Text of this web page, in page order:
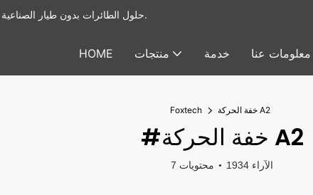
يوفر Foxtech حلول الطائرات بدون طيار الصناعية & أنظمة الحمولة النافعة للطائرات بدون طيار.
HOME منتجات خدمة معلومات عنا
Foxtech خفة الحركة A2
#خفة الحركة A2
7 محتويات 1934 الآراء